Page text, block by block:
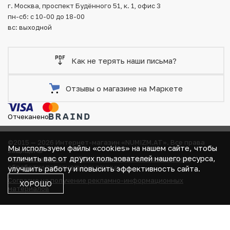
г. Москва, проспект Будённого 51, к. 1, офис 3
пн-сб: с 10-00 до 18-00
вс: выходной
©2015 — 2026 Интернет-магазин «NUMIZM.AT». Все права
защищены
Договор-оферта
Политика компании в отношении
обработки персональных данных
Согласие на получение рекламно-информационных
материалов
Как не терять наши письма?
Отзывы о магазине на Маркете
Отчеканено
Мы используем файлы «cookies» на нашем сайте, чтобы
отличить вас от других пользователей нашего ресурса,
улучшить работу и повысить эффективность сайта.
ХОРОШО